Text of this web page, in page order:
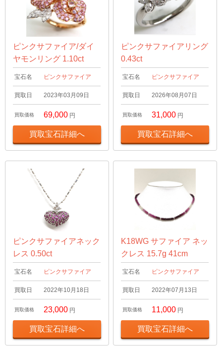
ピンクサファイア/ダイ
ヤモンリング 1.10ct
宝石名 ピンクサファイア
買取日 2023年03月09日
買取価格 69,000 円
買取宝石詳細へ
ピンクサファイアリング
0.43ct
宝石名 ピンクサファイア
買取日 2026年08月07日
買取価格 31,000 円
買取宝石詳細へ
ピンクサファイアネック
レス 0.50ct
宝石名 ピンクサファイア
買取日 2022年10月18日
買取価格 23,000 円
買取宝石詳細へ
K18WG サファイア ネッ
クレス 15.7g 41cm
宝石名 ピンクサファイア
買取日 2022年07月13日
買取価格 11,000 円
買取宝石詳細へ